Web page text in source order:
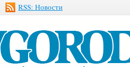
RSS: Новости